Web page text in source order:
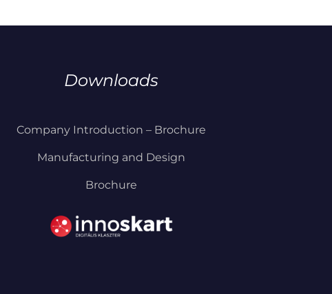
Downloads
Company Introduction – Brochure
Manufacturing and Design
Brochure